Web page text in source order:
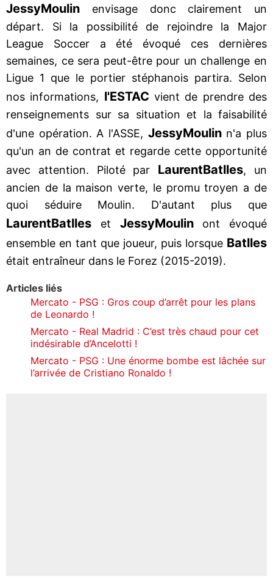
JessyMoulin envisage donc clairement un
départ. Si la possibilité de rejoindre la Major
League Soccer a été évoqué ces dernières
semaines, ce sera peut-être pour un challenge en
Ligue 1 que le portier stéphanois partira. Selon
nos informations, l'ESTAC vient de prendre des
renseignements sur sa situation et la faisabilité
d'une opération. A l'ASSE, JessyMoulinn'a plus
qu'un an de contrat et regarde cette opportunité
avec attention. Piloté par LaurentBatlles, un
ancien de la maison verte, le promu troyen a de
quoi séduire Moulin. D'autant plus que
LaurentBatlles et JessyMoulinont évoqué
ensemble en tant que joueur, puis lorsque Batlles
était entraîneur dans le Forez (2015-2019).
Articles liés
Mercato - PSG : Gros coup d’arrêt pour les plans
de Leonardo !
Mercato - Real Madrid : C’est très chaud pour cet
indésirable d’Ancelotti !
Mercato - PSG : Une énorme bombe est lâchée sur
l’arrivée de Cristiano Ronaldo !